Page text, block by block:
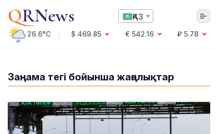
QRNews ҚАЗ
26.6°C $ 469.85 € 542.16
₽ 5.78
Мәдениет
Саясат
Технология
Заңнама тегі бойынша жаңалықтар